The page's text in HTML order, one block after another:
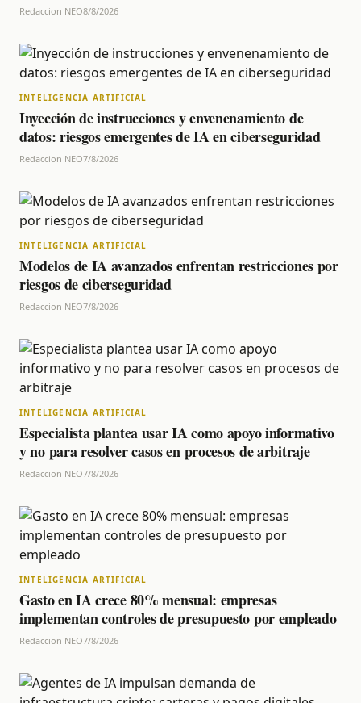
Redaccion NEO8/8/2026
INTELIGENCIA ARTIFICIAL
Inyección de instrucciones y envenenamiento de
datos: riesgos emergentes de IA en ciberseguridad
Redaccion NEO7/8/2026
INTELIGENCIA ARTIFICIAL
Modelos de IA avanzados enfrentan restricciones por
riesgos de ciberseguridad
Redaccion NEO7/8/2026
INTELIGENCIA ARTIFICIAL
Especialista plantea usar IA como apoyo informativo
y no para resolver casos en procesos de arbitraje
Redaccion NEO7/8/2026
INTELIGENCIA ARTIFICIAL
Gasto en IA crece 80% mensual: empresas
implementan controles de presupuesto por empleado
Redaccion NEO7/8/2026